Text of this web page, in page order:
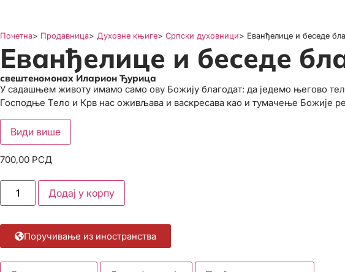
Почетна> Продавница> Духовне књиге> Српски духовници> Еванђелице и беседе
Еванђелице и беседе
свештеномонах Иларион Ђурица
У садашњем животу имамо само ову Божију благодат: да једемо његово
Господње Тело и Крв нас оживљава и васкресава као и тумачење Божије
Види више
700,00 РСД
Додај у корпу
Поручивање из иностранства